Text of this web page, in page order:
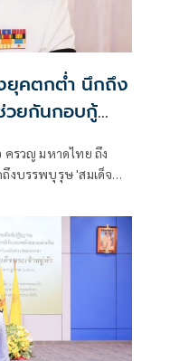
ยุคตกต่ำ นึกถึง
วยกันกอบกู้
รวญ มหาดไทย ถึง
งบรรพบุรุษ 'สมเด็จ
ดการทุจริตสอบท้องถิ่น
รอง ผลักดันการปฏิรูป